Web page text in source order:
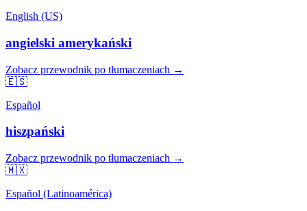
English (US)
angielski amerykański
Zobacz przewodnik po tłumaczeniach →
🇪🇸
Español
hiszpański
Zobacz przewodnik po tłumaczeniach →
🇲🇽
Español (Latinoamérica)